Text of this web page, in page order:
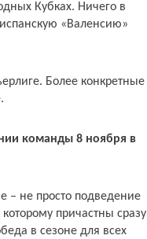
Кубках. Ничего в
«Валенсию»
Более конкретные
команды 8 ноября в
– не просто подведение
причастны сразу
в сезоне для всех